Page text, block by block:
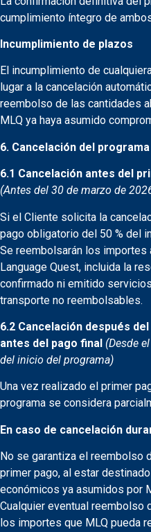
cumplimiento íntegro de
Incumplimiento de plazos
El incumplimiento de
lugar a la cancelación
reembolso de las cantidades
MLQ ya haya asumido
6. Cancelación del
6.1 Cancelación antes del
(Antes del 30 de marzo de
Si el Cliente solicita la
pago obligatorio del 50 % del
Se reembolsarán los
Language Quest, incluida la
confirmado ni emitido
transporte no reembolsables.
6.2 Cancelación después
antes del pago final (Desde
del inicio del programa)
Una vez realizado el primer
programa se considera
En caso de cancelación
No se garantiza el reembolso
primer pago, al estar
económicos ya asumidos por
Cualquier eventual reembolso
los importes que MLQ pueda